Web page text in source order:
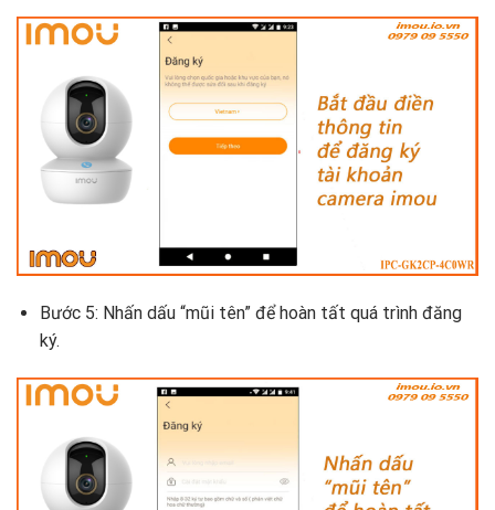
Bước 5: Nhấn dấu “mũi tên” để hoàn tất quá trình đăng
ký.